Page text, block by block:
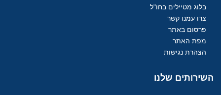
בלוג מטיילים בחו"ל
צרו עמנו קשר
פרסום באתר
מפת האתר
הצהרת נגישות
השירותים שלנו